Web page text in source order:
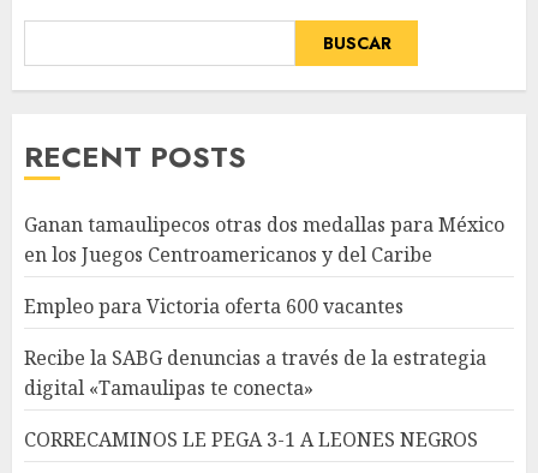
BUSCAR
RECENT POSTS
Ganan tamaulipecos otras dos medallas para México
en los Juegos Centroamericanos y del Caribe
Empleo para Victoria oferta 600 vacantes
Recibe la SABG denuncias a través de la estrategia
digital «Tamaulipas te conecta»
CORRECAMINOS LE PEGA 3-1 A LEONES NEGROS